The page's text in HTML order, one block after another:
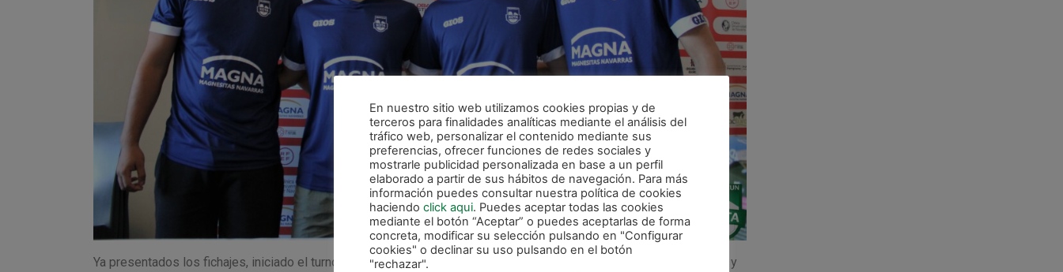
Ya presentados los fichajes, iniciado el turno de preguntas, Miguel Hernández valoraba el inicio de la pretemporada y
En nuestro sitio web utilizamos cookies propias y de
terceros para finalidades analíticas mediante el análisis del
tráfico web, personalizar el contenido mediante sus
preferencias, ofrecer funciones de redes sociales y
mostrarle publicidad personalizada en base a un perfil
elaborado a partir de sus hábitos de navegación. Para más
información puedes consultar nuestra política de cookies
haciendo click aqui. Puedes aceptar todas las cookies
mediante el botón “Aceptar” o puedes aceptarlas de forma
concreta, modificar su selección pulsando en "Configurar
cookies" o declinar su uso pulsando en el botón
"rechazar".